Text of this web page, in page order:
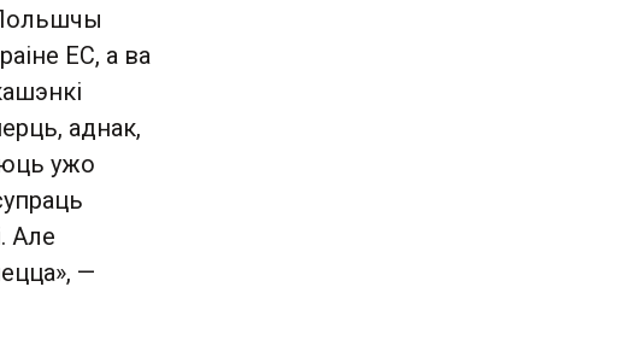
Польшчы
ЕС, а ва
аднак,
ужо
Але
—